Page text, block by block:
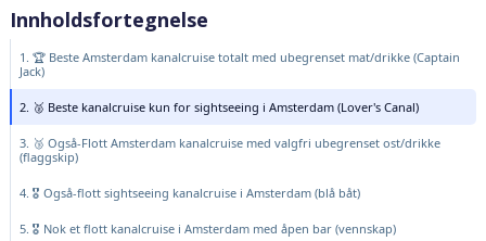
Innholdsfortegnelse
1. 🏆 Beste Amsterdam kanalcruise totalt med ubegrenset mat/drikke (Captain
Jack)
2. 🥈 Beste kanalcruise kun for sightseeing i Amsterdam (Lover's Canal)
3. 🥉 Også-Flott Amsterdam kanalcruise med valgfri ubegrenset ost/drikke
(flaggskip)
4. 🎖️ Også-flott sightseeing kanalcruise i Amsterdam (blå båt)
5. 🎖️ Nok et flott kanalcruise i Amsterdam med åpen bar (vennskap)